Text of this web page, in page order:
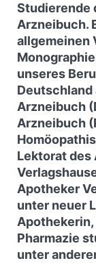
Studierende
Arzneibuch.
allgemeinen
unseres
Deutschland
Arzneibuch
Arzneibuch
Lektorat des
Apotheker
unter neuer
Apothekerin,
Pharmazie
unter